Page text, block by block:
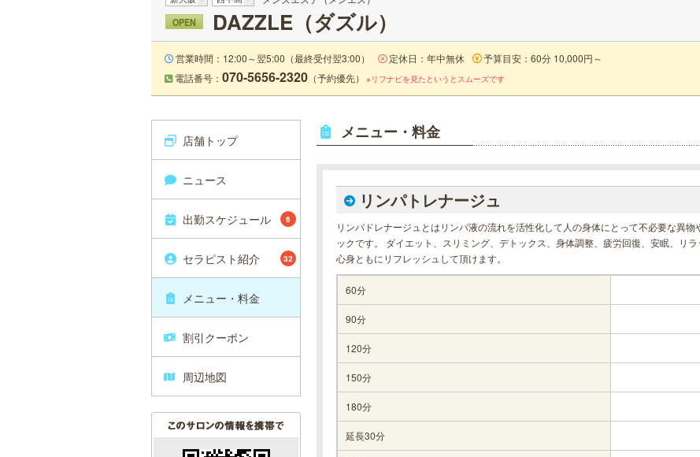
OPEN DAZZLE（ダズル）
営業時間：12:00～翌5:00（最終受付翌3:00） 定休日：年中無休
予算目安：60分 10,000円～
電話番号： 070-5656-2320 （予約優先） ※リフナビを見たというとスムーズです
店舗トップ
ニュース
出勤スケジュール 6
セラピスト紹介 32
メニュー・料金
割引クーポン
周辺地図
メニュー・料金
リンパトレナージュ
リンパドレナージュとはリンパ液の流れを活性化して人の身体にとって不必要な異
ックです。 ダイエット、スリミング、デトックス、身体調整、疲労回復、安眠、リ
心身ともにリフレッシュして頂けます。
60分
90分
120分
150分
180分
延長30分